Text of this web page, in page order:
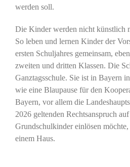
werden soll.
Die Kinder werden nicht künstlich
So leben und lernen Kinder der
ersten Schuljahres gemeinsam,
zweiten und dritten Klassen. Die
Ganztagsschule. Sie ist in Bayern
wie eine Blaupause für den
Bayern, vor allem die
2026 geltenden Rechtsanspruch
Grundschulkinder einlösen
einem Haus.